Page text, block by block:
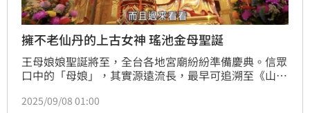
擁不老仙丹的上古女神 瑤池金母聖誕
王母娘娘聖誕將至，全台各地宮廟紛紛準備慶典。信眾
口中的「母娘」，其實源遠流長，最早可追溯至《山海
並非今日慈祥的女神，而是兼具神祇與猛獸特徵的存
2025/09/08 01:00